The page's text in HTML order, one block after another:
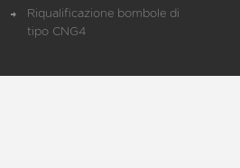
Riqualificazione bombole di
tipo CNG4